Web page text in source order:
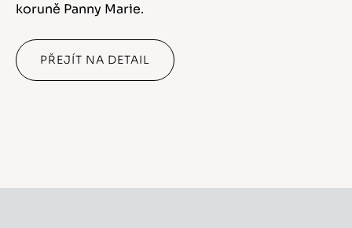
koruně Panny Marie.
PŘEJÍT NA DETAIL